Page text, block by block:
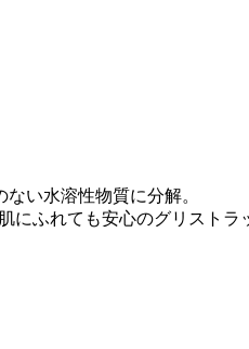
い水溶性物質に分解。
ふれても安心のグリストラ